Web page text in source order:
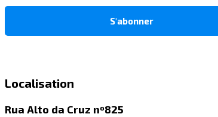
Localisation
Rua Alto da Cruz nº825